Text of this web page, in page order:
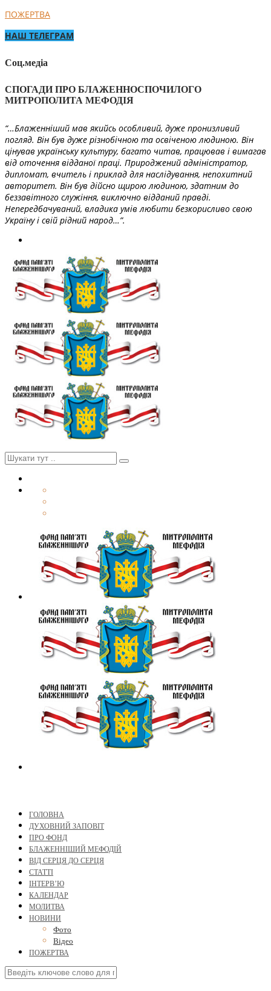
ПОЖЕРТВА
НАШ ТЕЛЕГРАМ
Соц.медіа
СПОГАДИ ПРО БЛАЖЕННОСПОЧИЛОГО
МИТРОПОЛИТА МЕФОДІЯ
“…Блаженніший мав якийсь особливий, дуже пронизливий
погляд. Він був дуже різнобічною та освіченою людиною. Він
цінував українську культуру, багато читав, працював і вимагав
від оточення відданої праці. Природжений адміністратор,
дипломат, вчитель і приклад для наслідування, непохитний
авторитет. Він був дійсно щирою людиною, здатним до
беззавітного служіння, виключно відданий правді.
Непередбачуваний, владика умів любити безкорисливо свою
Україну і свій рідний народ…”.
ГОЛОВНА
ДУХОВНИЙ ЗАПОВІТ
ПРО ФОНД
БЛАЖЕННІШИЙ МЕФОДІЙ
ВІД СЕРЦЯ ДО СЕРЦЯ
СТАТТІ
ІНТЕРВ’Ю
КАЛЕНДАР
МОЛИТВА
НОВИНИ
Фото
Відео
ПОЖЕРТВА